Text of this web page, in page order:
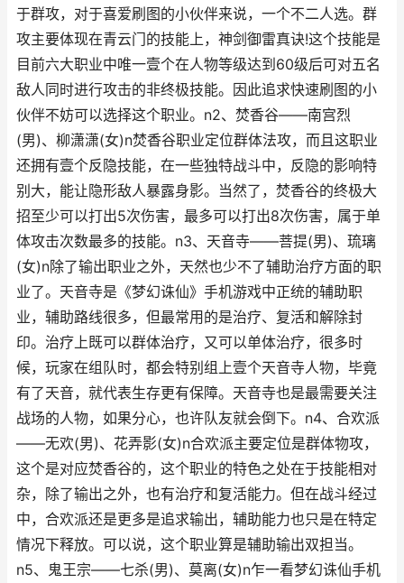
于群攻，对于喜爱刷图的小伙伴来说，一个不二人选。群
攻主要体现在青云门的技能上，神剑御雷真诀!这个技能是
目前六大职业中唯一壹个在人物等级达到60级后可对五名
敌人同时进行攻击的非终极技能。因此追求快速刷图的小
伙伴不妨可以选择这个职业。n2、焚香谷——南宫烈
(男)、柳潇潇(女)n焚香谷职业定位群体法攻，而且这职业
还拥有壹个反隐技能，在一些独特战斗中，反隐的影响特
别大，能让隐形敌人暴露身影。当然了，焚香谷的终极大
招至少可以打出5次伤害，最多可以打出8次伤害，属于单
体攻击次数最多的技能。n3、天音寺——菩提(男)、琉璃
(女)n除了输出职业之外，天然也少不了辅助治疗方面的职
业了。天音寺是《梦幻诛仙》手机游戏中正统的辅助职
业，辅助路线很多，但最常用的是治疗、复活和解除封
印。治疗上既可以群体治疗，又可以单体治疗，很多时
候，玩家在组队时，都会特别组上壹个天音寺人物，毕竟
有了天音，就代表生存更有保障。天音寺也是最需要关注
战场的人物，如果分心，也许队友就会倒下。n4、合欢派
——无欢(男)、花弄影(女)n合欢派主要定位是群体物攻，
这个是对应焚香谷的，这个职业的特色之处在于技能相对
杂，除了输出之外，也有治疗和复活能力。但在战斗经过
中，合欢派还是更多是追求输出，辅助能力也只是在特定
情况下释放。可以说，这个职业算是辅助输出双担当。
n5、鬼王宗——七杀(男)、莫离(女)n乍一看梦幻诛仙手机